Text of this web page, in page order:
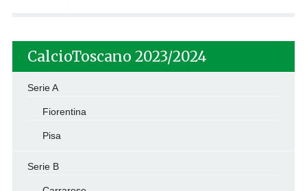
CalcioToscano 2023/2024
Serie A
Fiorentina
Pisa
Serie B